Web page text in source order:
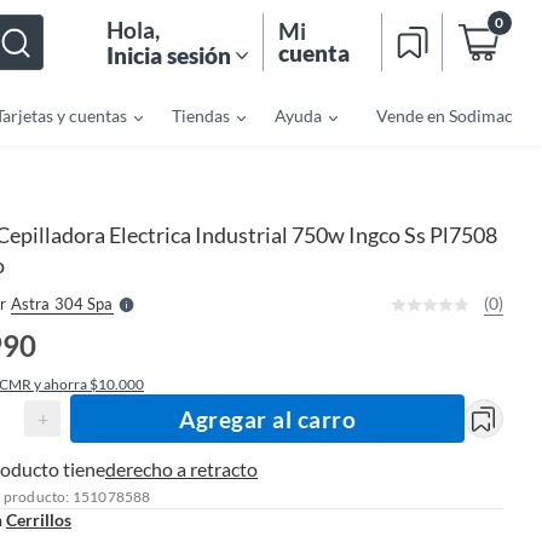
Hola,
Inicia sesión
Mi
cuenta
0
y cuentas Tiendas Ayuda Vende en Sodimac
Electrica Industrial 750w Ingco Ss Pl7508
Astra 304 Spa S
e
r
(0)
y ahorra $10.000
+ Agregar al carro
tienederecho a retracto
producto: 151078588
Cerrillos